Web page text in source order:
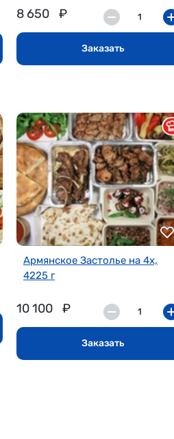
8 650 ₽
Заказать
Армянское Застолье на 4х,
4225 г
10 100 ₽
Заказать